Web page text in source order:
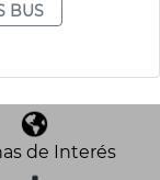
BUS
de Interés